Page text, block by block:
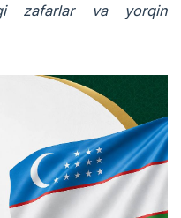
zafarlar va yorqin